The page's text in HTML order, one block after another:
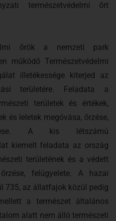
természetvédelmi őrt
őrök a nemzeti park
működő Természetvédelmi
illetékessége kiterjed az
területére. Feladata a
területek és értékek,
és leletek megóvása, őrzése,
A kis létszámú
kiemelt feladata az ország
területének és a védett
felügyelete. A hazai
735, az állatfajok közül pedig
a természet általános
alatt nem álló természeti